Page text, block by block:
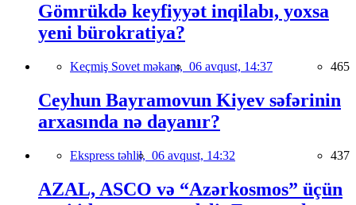
Gömrükdə keyfiyyət inqilabı, yoxsa
yeni bürokratiya?
Keçmiş Sovet məkanı, 06 avqust, 14:37 465
Ceyhun Bayramovun Kiyev səfərinin
arxasında nə dayanır?
Ekspress təhlil, 06 avqust, 14:32 437
AZAL, ASCO və “Azərkosmos” üçün